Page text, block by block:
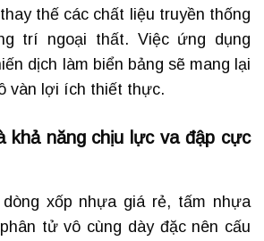
thế các chất liệu truyền thống
trí ngoại thất. Việc ứng dụng
dịch làm biển bảng sẽ mang lại
vàn lợi ích thiết thực.
khả năng chịu lực va đập cực
xốp nhựa giá rẻ, tấm nhựa
tử vô cùng dày đặc nên cấu